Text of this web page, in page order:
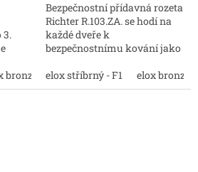
3.
bronz - F4 elox nerez - F9
Bezpečnostní přídavná rozeta
Richter R.103.ZA. se hodí na
každé dveře k
bezpečnostnímu kování jako
zlodějům.
elox stříbrný - F1 elox bronz -